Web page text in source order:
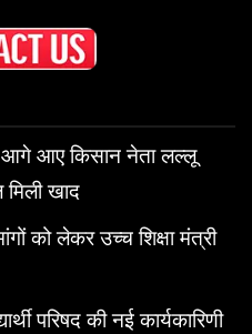
आगे आए किसान नेता लल्लू
खाद
को लेकर उच्च शिक्षा मंत्री
परिषद की नई कार्यकारिणी